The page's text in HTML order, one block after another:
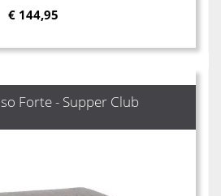
€ 144,95
Forte - Supper Club